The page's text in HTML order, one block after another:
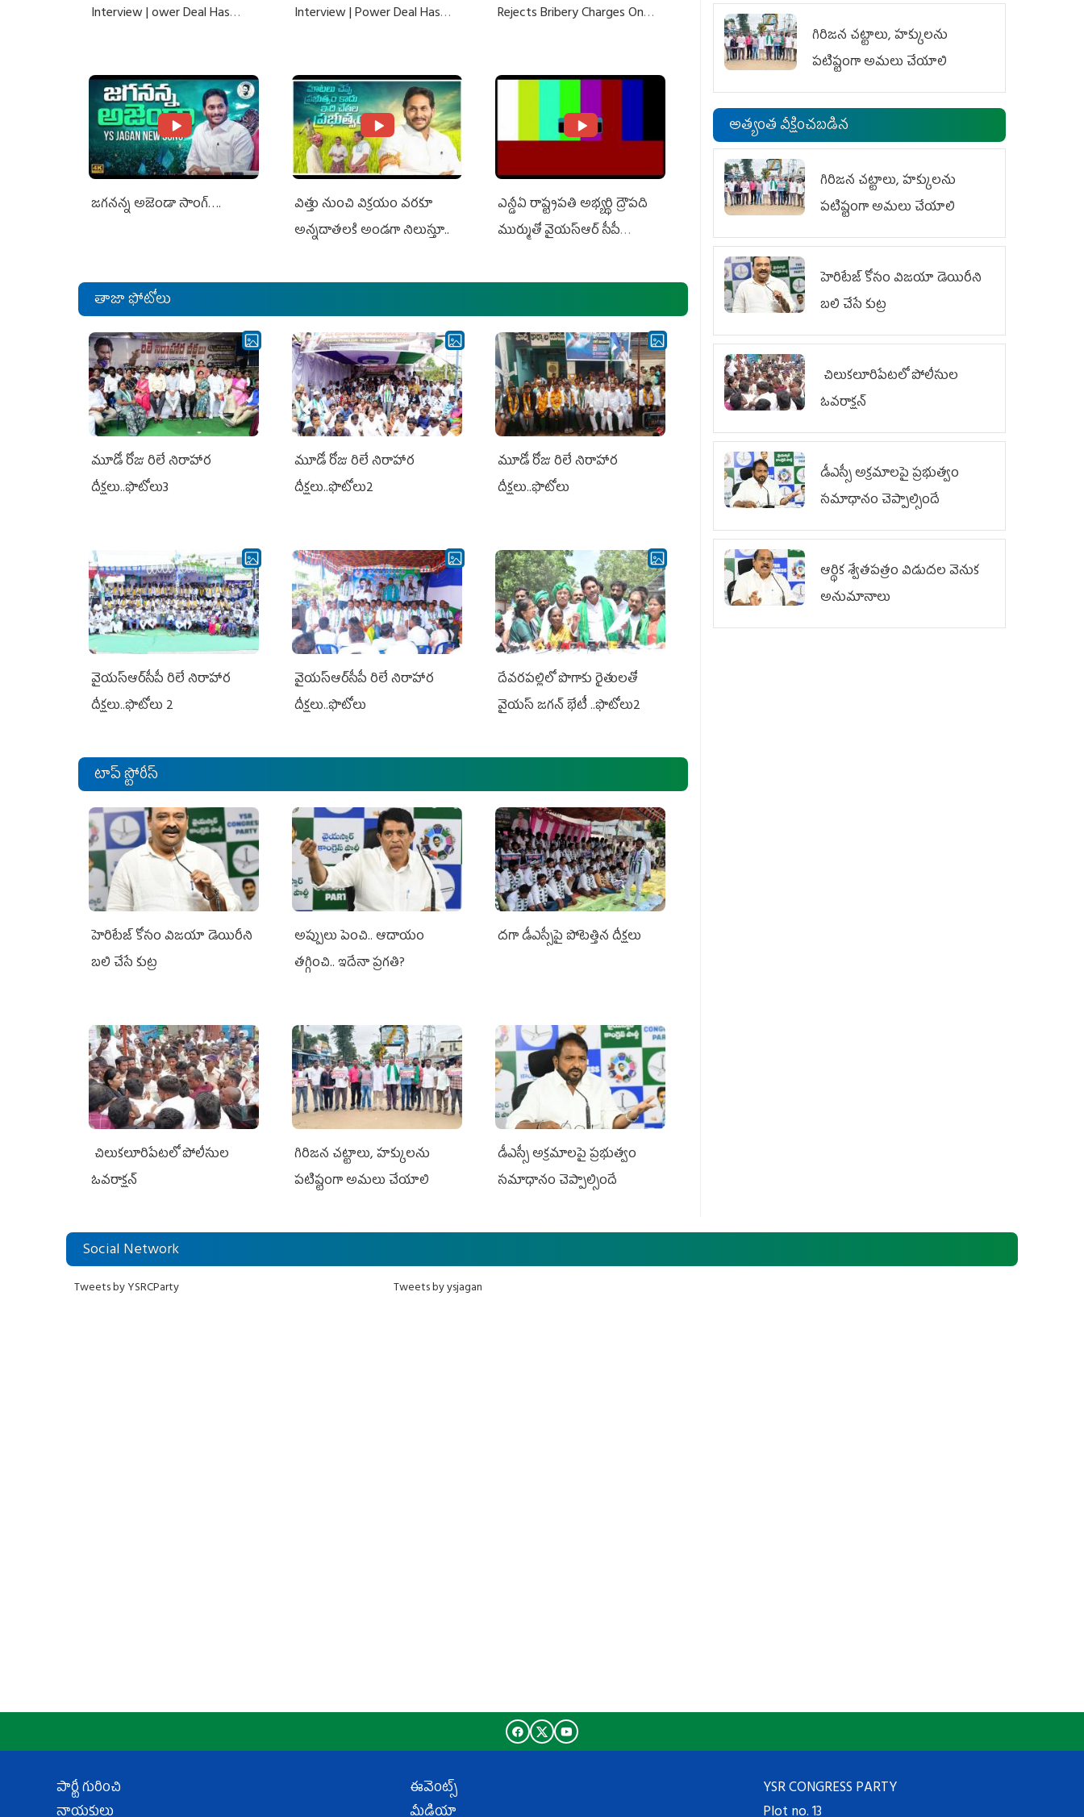
Interview | ower Deal Has
Interview | Power Deal Has
Rejects Bribery Charges On
జగనన్న అజెండా సాంగ్….
విత్తు నుంచి విక్రయం వరకూ
అన్నదాతలకి అండగా నిలుస్తూ..
ఎన్డీఏ రాష్ట్ర‌ప‌తి అభ్య‌ర్థి ద్రౌప‌ది
ముర్ముతో వైయ‌స్ఆర్ సీపీ
ఎమ్మెల్యేలు, ఎంపీల స‌మావేశం
తాజా ఫోటోలు
మూడో రోజు రిలే నిరాహార
దీక్షలు..ఫొటోలు3
మూడో రోజు రిలే నిరాహార
దీక్షలు..ఫొటోలు2
మూడో రోజు రిలే నిరాహార
దీక్షలు..ఫొటోలు
వైయ‌స్ఆర్‌సీపీ రిలే నిరాహార
దీక్షలు..ఫొటోలు 2
వైయ‌స్ఆర్‌సీపీ రిలే నిరాహార
దీక్షలు..ఫొటోలు
దేవరపల్లిలో పొగాకు రైతులతో
వైయస్ జగన్ భేటీ ..ఫొటోలు2
టాప్ స్టోరీస్
హెరిటేజ్ కోసం విజయా డెయిరీని
బలి చేసే కుట్ర‌
అప్పులు పెంచి.. ఆదాయం
తగ్గించి.. ఇదేనా ప్రగతి?
దగా డీఎస్సీపై పోటెత్తిన దీక్షలు
చిలుక‌లూరిపేట‌లో పోలీసుల
ఓవ‌రాక్ష‌న్‌
గిరిజన చట్టాలు, హక్కులను
పటిష్టంగా అమలు చేయాలి
డీఎస్సీ అక్రమాలపై ప్రభుత్వం
సమాధానం చెప్పాల్సిందే
గిరిజన చట్టాలు, హక్కులను
పటిష్టంగా అమలు చేయాలి
అత్యంత వీక్షించబడిన
గిరిజన చట్టాలు, హక్కులను
పటిష్టంగా అమలు చేయాలి
హెరిటేజ్ కోసం విజయా డెయిరీని
బలి చేసే కుట్ర‌
చిలుక‌లూరిపేట‌లో పోలీసుల
ఓవ‌రాక్ష‌న్‌
డీఎస్సీ అక్రమాలపై ప్రభుత్వం
సమాధానం చెప్పాల్సిందే
ఆర్థిక శ్వేతపత్రం విడుదల వెనుక
అనుమానాలు
Social Network
Tweets by YSRCParty Tweets by ysjagan
పార్టీ గురించి
ఈవెంట్స్
YSR CONGRESS PARTY